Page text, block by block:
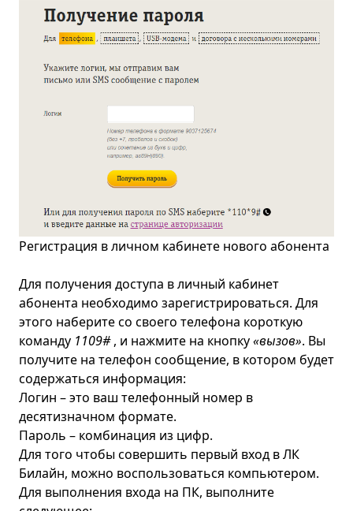
Регистрация в личном кабинете нового абонента
Для получения доступа в личный кабинет
абонента необходимо зарегистрироваться. Для
этого наберите со своего телефона короткую
команду 1109#, и нажмите на кнопку«вызов». Вы
получите на телефон сообщение, в котором будет
содержаться информация:
Логин – это ваш телефонный номер в
десятизначном формате.
Пароль – комбинация из цифр.
Для того чтобы совершить первый вход в ЛК
Билайн, можно воспользоваться компьютером.
Для выполнения входа на ПК, выполните